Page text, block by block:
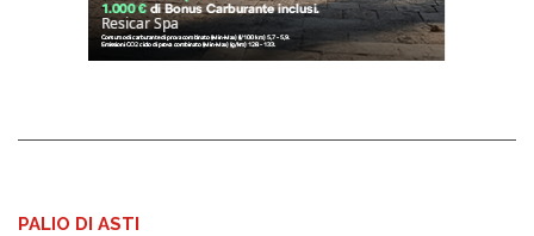
PALIO DI ASTI